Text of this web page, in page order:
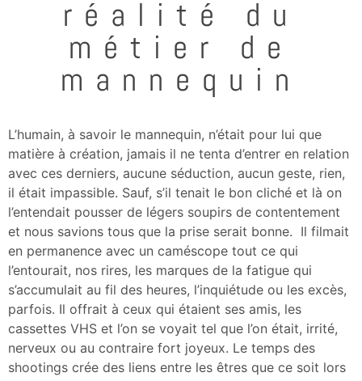
réalité du
métier de
mannequin
L’humain, à savoir le mannequin, n’était pour lui que
matière à création, jamais il ne tenta d’entrer en relation
avec ces derniers, aucune séduction, aucun geste, rien,
il était impassible. Sauf, s’il tenait le bon cliché et là on
l’entendait pousser de légers soupirs de contentement
et nous savions tous que la prise serait bonne. Il filmait
en permanence avec un caméscope tout ce qui
l’entourait, nos rires, les marques de la fatigue qui
s’accumulait au fil des heures, l’inquiétude ou les excès,
parfois. Il offrait à ceux qui étaient ses amis, les
cassettes VHS et l’on se voyait tel que l’on était, irrité,
nerveux ou au contraire fort joyeux. Le temps des
shootings crée des liens entre les êtres que ce soit lors